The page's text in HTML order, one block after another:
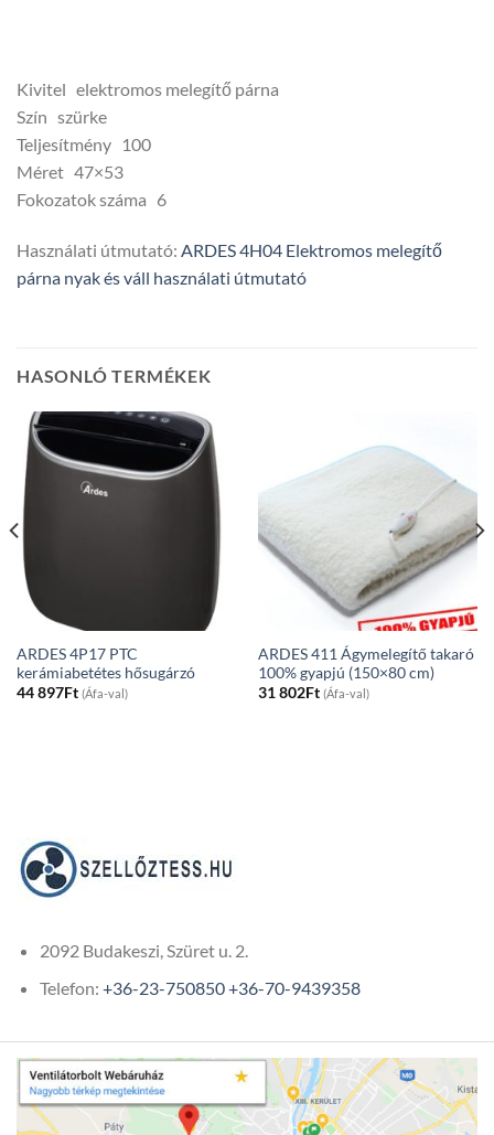
Kivitel elektromos melegítő párna
Szín szürke
Teljesítmény 100
Méret 47×53
Fokozatok száma 6
Használati útmutató: ARDES 4H04 Elektromos melegítő
párna nyak és váll használati útmutató
HASONLÓ TERMÉKEK
ARDES 4P17 PTC
kerámiabetétes hősugárzó
44 897Ft (Áfa-val)
ARDES 411 Ágymelegítő takaró
100% gyapjú (150×80 cm)
31 802Ft (Áfa-val)
2092 Budakeszi, Szüret u. 2.
Telefon: +36-23-750850+36-70-9439358